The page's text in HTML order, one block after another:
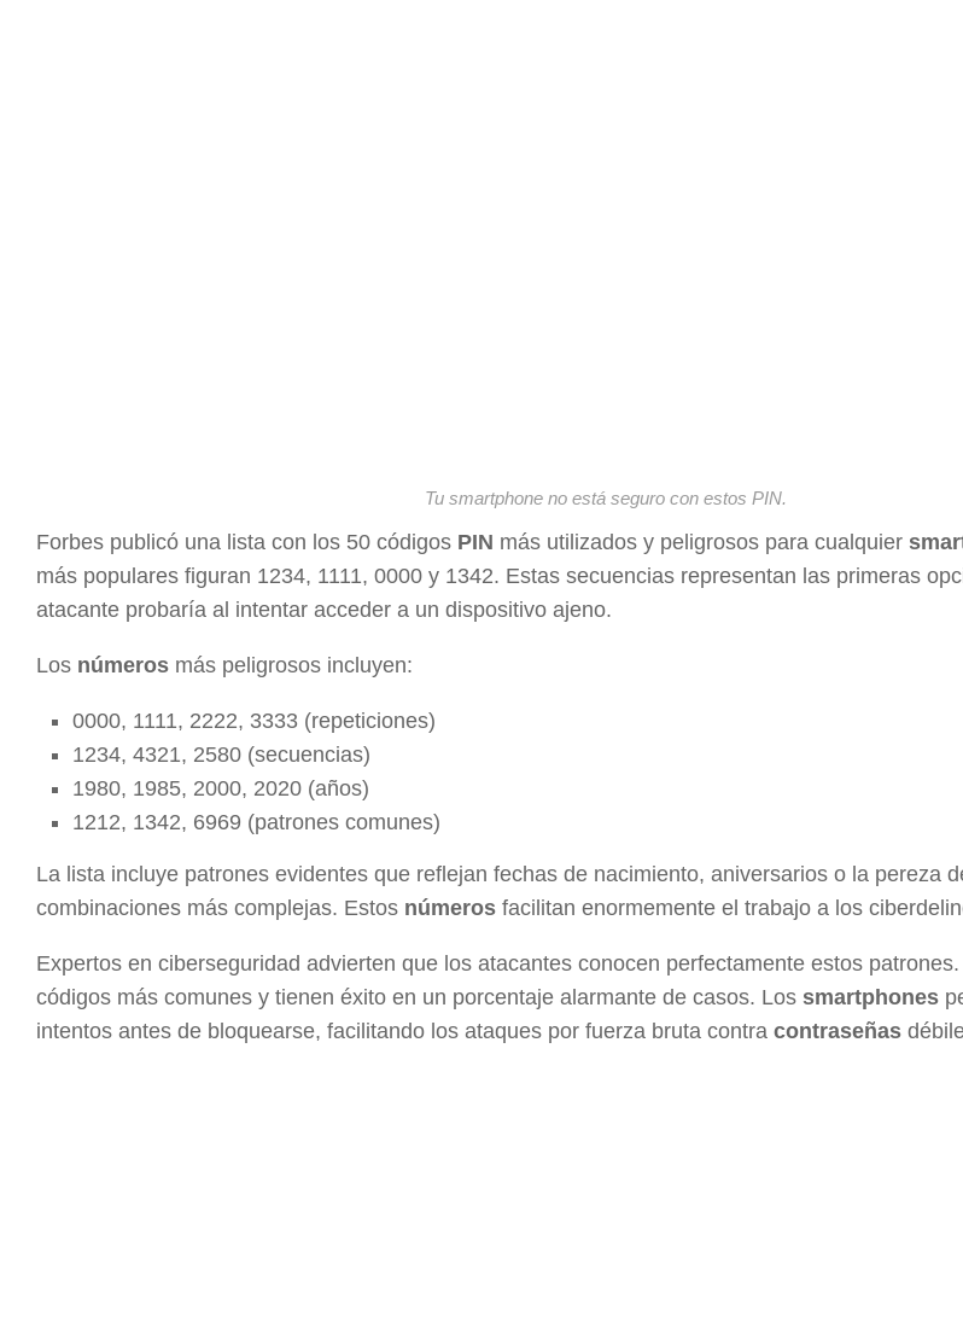
Tu smartphone no está seguro con estos PIN.
Forbes publicó una lista con los 50 códigos PIN más utilizados y peligrosos para cualquier
más populares figuran 1234, 1111, 0000 y 1342. Estas secuencias representan las primeras
atacante probaría al intentar acceder a un dispositivo ajeno.
Los números más peligrosos incluyen:
0000, 1111, 2222, 3333 (repeticiones)
1234, 4321, 2580 (secuencias)
1980, 1985, 2000, 2020 (años)
1212, 1342, 6969 (patrones comunes)
La lista incluye patrones evidentes que reflejan fechas de nacimiento, aniversarios o la pereza
combinaciones más complejas. Estos números facilitan enormemente el trabajo a los
Expertos en ciberseguridad advierten que los atacantes conocen perfectamente estos
códigos más comunes y tienen éxito en un porcentaje alarmante de casos. Los smartphones
intentos antes de bloquearse, facilitando los ataques por fuerza bruta contra contraseñas